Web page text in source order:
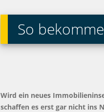
So
Wird ein neues
schaffen es erst gar nicht ins